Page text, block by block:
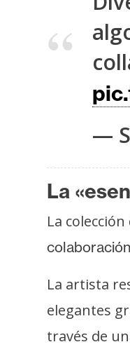
e
m
u
s
o
C
o
—
La
La
La artista
elegantes
través de